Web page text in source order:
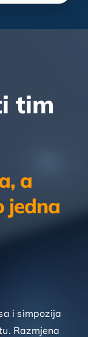
tim
a
jedna
i simpozija
Razmjena